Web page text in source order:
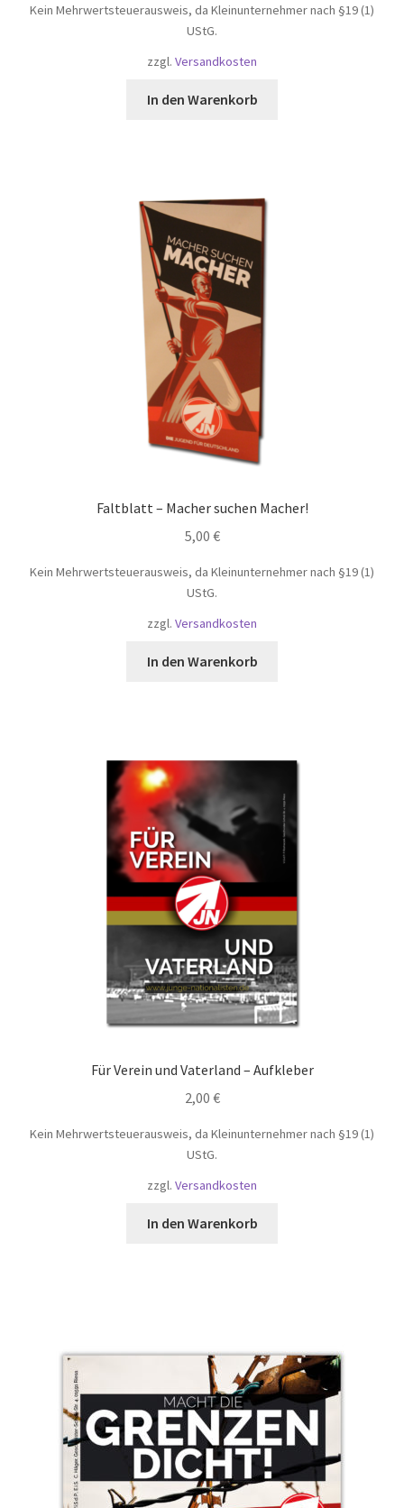
Kein Mehrwertsteuerausweis, da Kleinunternehmer nach §19 (1)
UStG.
zzgl. Versandkosten
In den Warenkorb
Faltblatt – Macher suchen Macher!
5,00 €
Kein Mehrwertsteuerausweis, da Kleinunternehmer nach §19 (1)
UStG.
zzgl. Versandkosten
In den Warenkorb
Für Verein und Vaterland – Aufkleber
2,00 €
Kein Mehrwertsteuerausweis, da Kleinunternehmer nach §19 (1)
UStG.
zzgl. Versandkosten
In den Warenkorb